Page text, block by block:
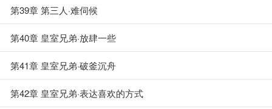
第39章 第三人·难伺候
第40章 皇室兄弟·放肆一些
第41章 皇室兄弟·破釜沉舟
第42章 皇室兄弟·表达喜欢的方式